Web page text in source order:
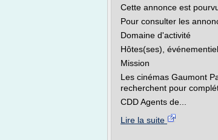
Cette annonce est
Pour consulter les
Domaine d'activité
Hôtes(ses),
Mission
Les cinémas Gaumont
recherchent pour
CDD Agents de...
Lire la suite